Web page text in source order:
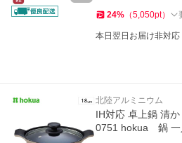
24% （5,050pt）
本日翌日お届け非対応
北陸アルミニウム
IH対応 卓上鍋 清
0751 hokua 鍋 一